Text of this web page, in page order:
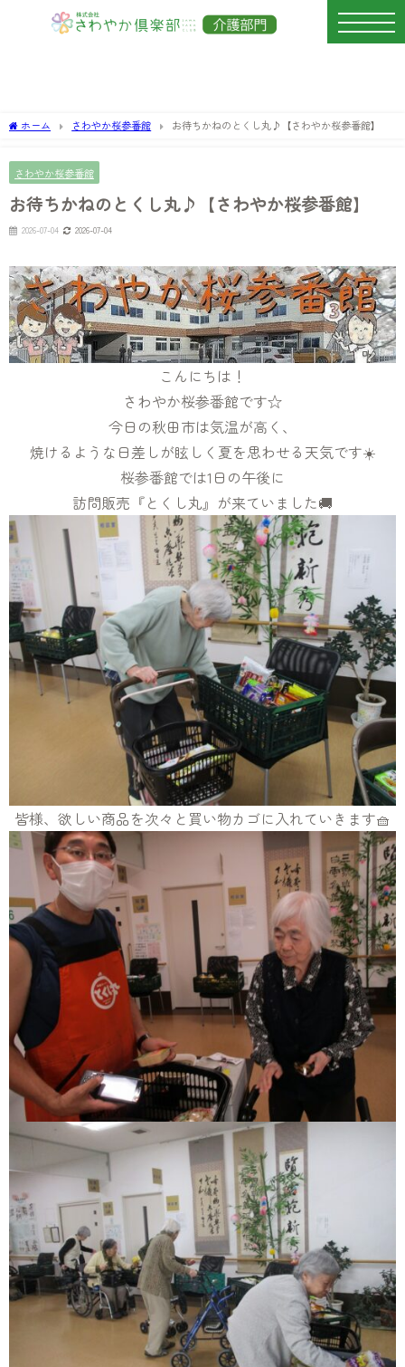
ホーム さわやか桜参番館 お待ちかねのとくし丸♪【さわやか桜参番館】
さわやか桜参番館
お待ちかねのとくし丸♪【さわやか桜参番館】
2026-07-04 2026-07-04
こんにちは！
さわやか桜参番館です☆
今日の秋田市は気温が高く、
焼けるような日差しが眩しく夏を思わせる天気です☀️
桜参番館では1日の午後に
訪問販売『とくし丸』が来ていました🚚
皆様、欲しい商品を次々と買い物カゴに入れていきます🧺